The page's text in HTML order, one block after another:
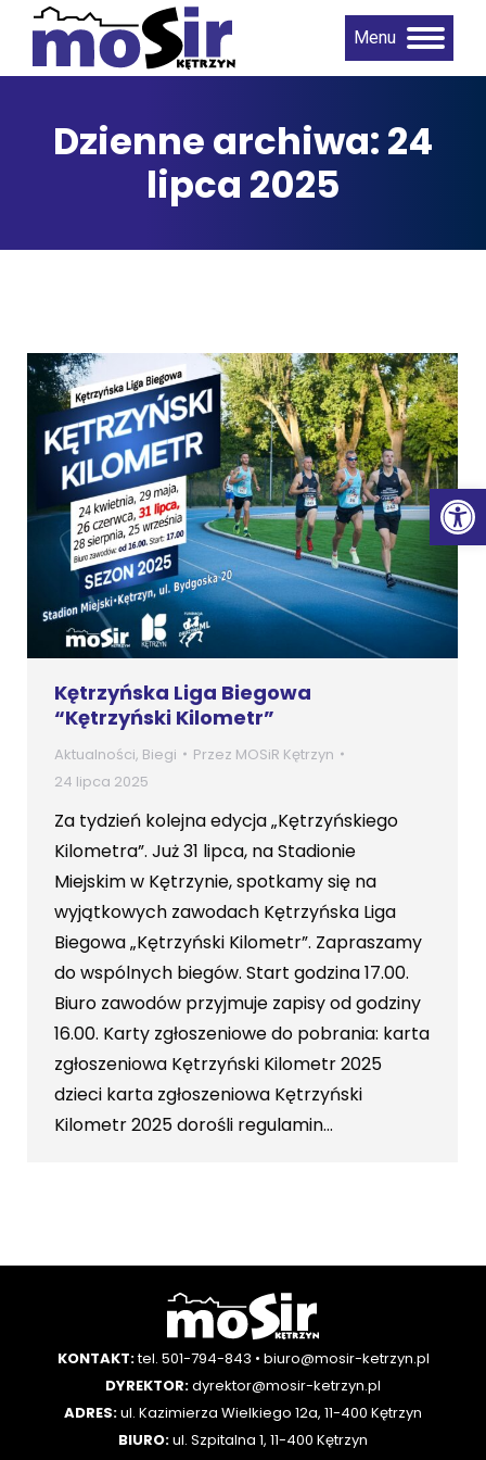
Menu
Dzienne archiwa:24
lipca 2025
Kętrzyńska Liga Biegowa
“Kętrzyński Kilometr”
Aktualności, Biegi Przez MOSiR Kętrzyn
24 lipca 2025
Za tydzień kolejna edycja „Kętrzyńskiego
Kilometra”. Już 31 lipca, na Stadionie
Miejskim w Kętrzynie, spotkamy się na
wyjątkowych zawodach Kętrzyńska Liga
Biegowa „Kętrzyński Kilometr”. Zapraszamy
do wspólnych biegów. Start godzina 17.00.
Biuro zawodów przyjmuje zapisy od godziny
16.00. Karty zgłoszeniowe do pobrania: karta
zgłoszeniowa Kętrzyński Kilometr 2025
dzieci karta zgłoszeniowa Kętrzyński
Kilometr 2025 dorośli regulamin…
KONTAKT:tel. 501-794-843 • biuro@mosir-ketrzyn.pl
DYREKTOR:dyrektor@mosir-ketrzyn.pl
ADRES:ul. Kazimierza Wielkiego 12a, 11-400 Kętrzyn
BIURO:ul. Szpitalna 1, 11-400 Kętrzyn